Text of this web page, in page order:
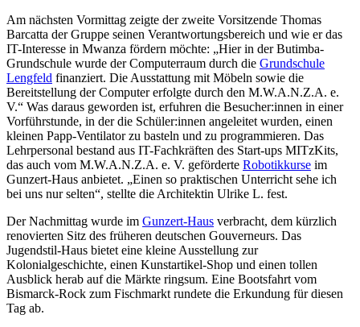
Am nächsten Vormittag zeigte der zweite Vorsitzende Thomas
Barcatta der Gruppe seinen Verantwortungsbereich und wie er das
IT-Interesse in Mwanza fördern möchte: „Hier in der Butimba-
Grundschule wurde der Computerraum durch die Grundschule
Lengfeld finanziert. Die Ausstattung mit Möbeln sowie die
Bereitstellung der Computer erfolgte durch den M.W.A.N.Z.A. e.
V.“ Was daraus geworden ist, erfuhren die Besucher:innen in einer
Vorführstunde, in der die Schüler:innen angeleitet wurden, einen
kleinen Papp-Ventilator zu basteln und zu programmieren. Das
Lehrpersonal bestand aus IT-Fachkräften des Start-ups MITzKits,
das auch vom M.W.A.N.Z.A. e. V. geförderte Robotikkurse im
Gunzert-Haus anbietet. „Einen so praktischen Unterricht sehe ich
bei uns nur selten“, stellte die Architektin Ulrike L. fest.
Der Nachmittag wurde im Gunzert-Haus verbracht, dem kürzlich
renovierten Sitz des früheren deutschen Gouverneurs. Das
Jugendstil-Haus bietet eine kleine Ausstellung zur
Kolonialgeschichte, einen Kunstartikel-Shop und einen tollen
Ausblick herab auf die Märkte ringsum. Eine Bootsfahrt vom
Bismarck-Rock zum Fischmarkt rundete die Erkundung für diesen
Tag ab.